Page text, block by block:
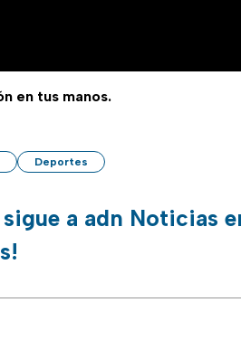
en tus manos.
Deportes
a adn Noticias